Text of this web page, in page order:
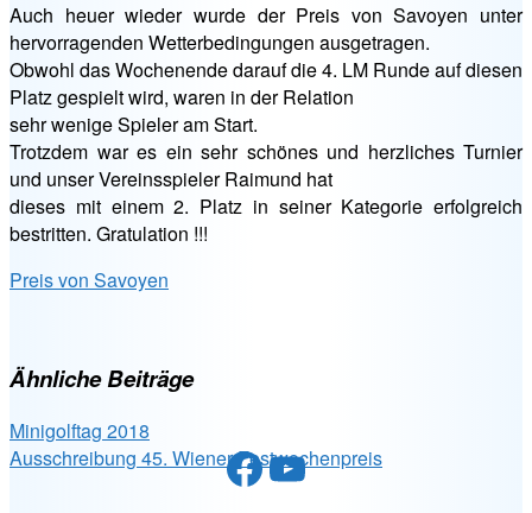
Auch heuer wieder wurde der Preis von Savoyen unter
hervorragenden Wetterbedingungen ausgetragen.
Obwohl das Wochenende darauf die 4. LM Runde auf diesen
Platz gespielt wird, waren in der Relation
sehr wenige Spieler am Start.
Trotzdem war es ein sehr schönes und herzliches Turnier
und unser Vereinsspieler Raimund hat
dieses mit einem 2. Platz in seiner Kategorie erfolgreich
bestritten. Gratulation !!!
Preis von Savoyen
Ähnliche Beiträge
Minigolftag 2018
Ausschreibung 45. Wiener Festwochenpreis
Facebook
YouTube